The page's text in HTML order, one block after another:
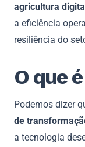
agricultura
a eficiência
resiliência do
O que
Podemos dizer
de
a tecnologia